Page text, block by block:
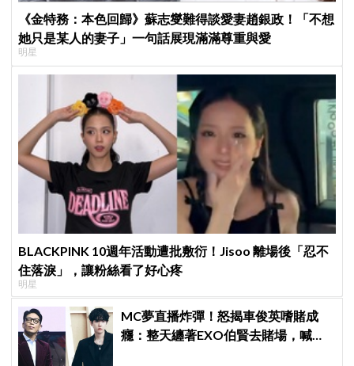
《金特務：本色回歸》蘇志燮難得談愛妻趙銀政！「不想
她只是某人的妻子」一句話展現滿滿尊重與愛
明星
BLACKPINK 10週年活動遭批敷衍！Jisoo 離場後「忍不
住落淚」，讓粉絲看了好心疼
明星
MC夢直播炸彈！怒揭車俊英嗜賭成
癮：整天纏著EXO伯賢去賭場，喊話